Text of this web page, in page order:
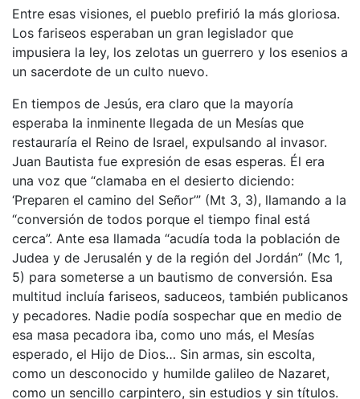
Entre esas visiones, el pueblo prefirió la más gloriosa.
Los fariseos esperaban un gran legislador que
impusiera la ley, los zelotas un guerrero y los esenios a
un sacerdote de un culto nuevo.
En tiempos de Jesús, era claro que la mayoría
esperaba la inminente llegada de un Mesías que
restauraría el Reino de Israel, expulsando al invasor.
Juan Bautista fue expresión de esas esperas. Él era
una voz que “clamaba en el desierto diciendo:
‘Preparen el camino del Señor’” (Mt 3, 3), llamando a la
“conversión de todos porque el tiempo final está
cerca”. Ante esa llamada “acudía toda la población de
Judea y de Jerusalén y de la región del Jordán” (Mc 1,
5) para someterse a un bautismo de conversión. Esa
multitud incluía fariseos, saduceos, también publicanos
y pecadores. Nadie podía sospechar que en medio de
esa masa pecadora iba, como uno más, el Mesías
esperado, el Hijo de Dios… Sin armas, sin escolta,
como un desconocido y humilde galileo de Nazaret,
como un sencillo carpintero, sin estudios y sin títulos.